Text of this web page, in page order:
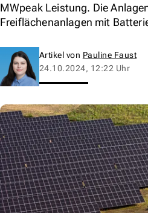
MWpeak Leistung. Die
Freiflächenanlagen mit
Artikel von Pauline Faust
24.10.2024, 12:22 Uhr